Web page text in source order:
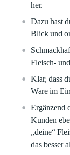
her.
Dazu hast
Blick und
Fleisch-
Klar, dass
Ware im
Ergänzend
Kunden
„deine“
das besser